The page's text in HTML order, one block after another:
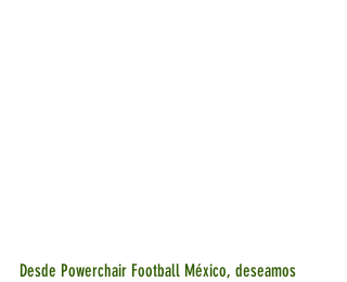
Desde Powerchair Football México, deseamos